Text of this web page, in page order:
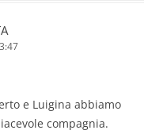
e Luigina abbiamo
compagnia.